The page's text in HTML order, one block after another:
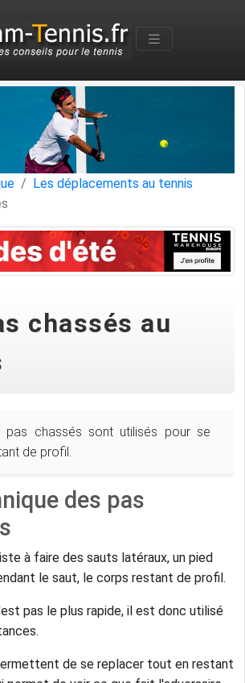
Les déplacements au tennis
chassés au
pas chassés sont utilisés pour se
de profil.
des pas
à faire des sauts latéraux, un pied
le saut, le corps restant de profil.
pas le plus rapide, il est donc utilisé
de se replacer tout en restant